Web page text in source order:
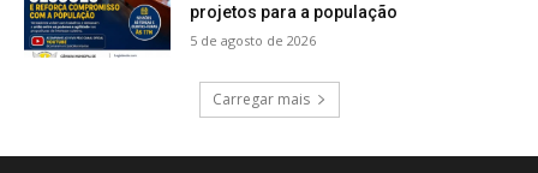
projetos para a população
5 de agosto de 2026
Carregar mais